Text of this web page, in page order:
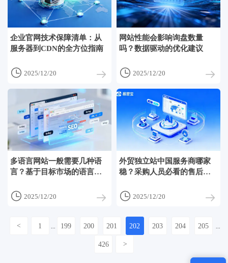
企业官网技术保障清单：从
服务器到CDN的全方位指南
 2025/12/20
网站性能会影响询盘数量
吗？数据驱动的优化建议
 2025/12/20
多语言网站一般需要几种语
言？基于目标市场的语言选
 2025/12/20
外贸独立站中国服务商哪家
稳？采购人员必看的售后维
 2025/12/20
< 1 199 200 201 202 203 204 205
426 >